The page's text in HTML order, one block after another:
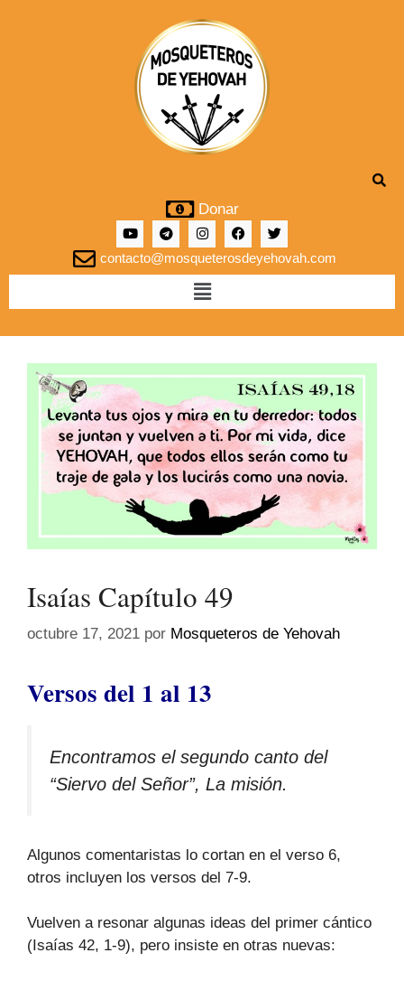
Donar
contacto@mosqueterosdeyehovah.com
Isaías Capítulo 49
octubre 17, 2021 por Mosqueteros de Yehovah
Versos del 1 al 13
Encontramos el segundo canto del
“Siervo del Señor”, La misión.
Algunos comentaristas lo cortan en el verso 6,
otros incluyen los versos del 7-9.
Vuelven a resonar algunas ideas del primer cántico
(Isaías 42, 1-9), pero insiste en otras nuevas: